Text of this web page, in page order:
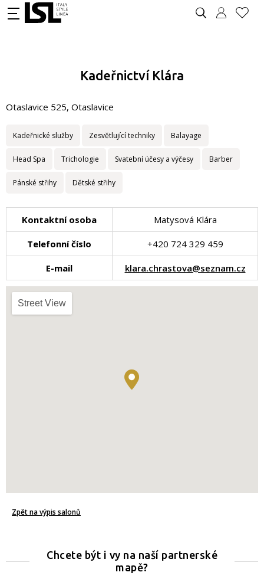
Kadeřnictví Klára
Otaslavice 525, Otaslavice
Kadeřnické služby Zesvětlující techniky Balayage
Head Spa Trichologie Svatební účesy a výčesy Barber
Pánské střihy Dětské střihy
Kontaktní osoba Matysová Klára
Telefonní číslo +420 724 329 459
E-mail klara.chrastova@seznam.cz
Street View
Zpět na výpis salonů
Chcete být i vy na naší partnerské
mapě?